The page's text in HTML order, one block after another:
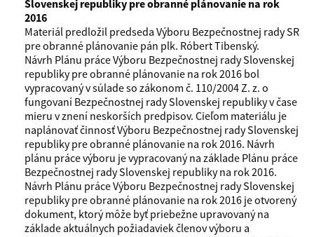
Slovenskej republiky pre obranné plánovanie na rok
2016
Materiál predložil predseda Výboru Bezpečnostnej rady SR
pre obranné plánovanie pán plk. Róbert Tibenský.
Návrh Plánu práce Výboru Bezpečnostnej rady Slovenskej
republiky pre obranné plánovanie na rok 2016 bol
vypracovaný v súlade so zákonom č. 110/2004 Z. z. o
fungovaní Bezpečnostnej rady Slovenskej republiky v čase
mieru v znení neskorších predpisov. Cieľom materiálu je
naplánovať činnosť Výboru Bezpečnostnej rady Slovenskej
republiky pre obranné plánovanie na rok 2016. Návrh
plánu práce výboru je vypracovaný na základe Plánu práce
Bezpečnostnej rady Slovenskej republiky na rok 2016.
Návrh Plánu práce Výboru Bezpečnostnej rady Slovenskej
republiky pre obranné plánovanie na rok 2016 je otvorený
dokument, ktorý môže byť priebežne upravovaný na
základe aktuálnych požiadaviek členov výboru a